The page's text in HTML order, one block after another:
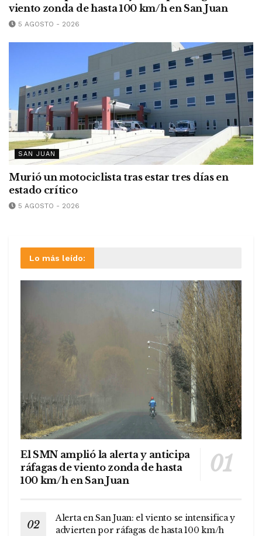
viento zonda de hasta 100 km/h en San Juan
5 AGOSTO - 2026
SAN JUAN
Murió un motociclista tras estar tres días en
estado crítico
5 AGOSTO - 2026
Lo más leído:
El SMN amplió la alerta y anticipa
ráfagas de viento zonda de hasta
100 km/h en San Juan
Alerta en San Juan: el viento se intensifica y
advierten por ráfagas de hasta 100 km/h